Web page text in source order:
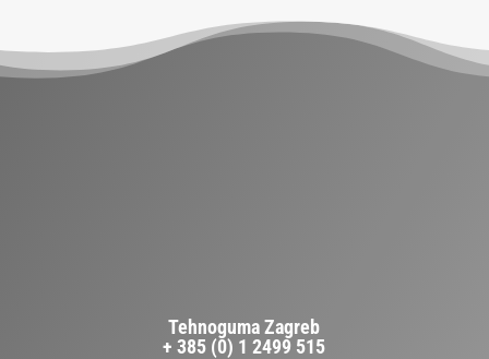
Tehnoguma Zagreb
+ 385 (0) 1 2499 515